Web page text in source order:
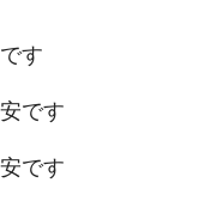
す
です
です